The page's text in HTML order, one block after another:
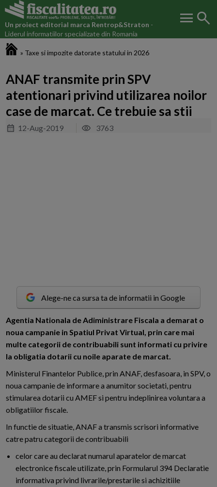
Un proiect editorial marca Rentrop&Straton -
Liderul informatiilor specializate din Romania
menu search
» Taxe si impozite datorate statului in 2026
ANAF transmite prin SPV
atentionari privind utilizarea noilor
case de marcat. Ce trebuie sa stii
12-Aug-2019 3763
Alege-ne ca sursa ta de informatii in Google
Agentia Nationala de Adiministrare Fiscala a demarat o
noua campanie in Spatiul Privat Virtual, prin care mai
multe categorii de contribuabili sunt informati cu privire
la obligatia dotarii cu noile aparate de marcat.
Ministerul Finantelor Publice, prin ANAF, desfasoara, in SPV, o
noua campanie de informare a anumitor societati, pentru
stimularea dotarii cu AMEF si pentru indeplinirea voluntara a
obligatiilor fiscale.
In functie de situatie, ANAF a transmis scrisori informative
catre patru categorii de contribuabili
celor care au declarat numarul aparatelor de marcat
electronice fiscale utilizate, prin Formularul 394 Declaratie
informativa privind livrarile/prestarile si achizitiile